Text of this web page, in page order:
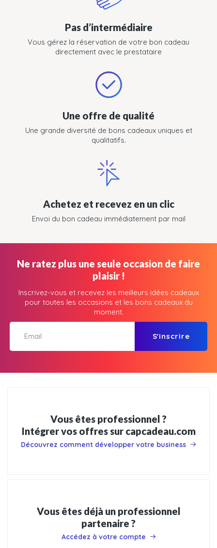
Pas d’intermédiaire
Vous gérez la réservation de votre bon cadeau
directement avec le prestataire
Une offre de qualité
Une grande diversité de bons cadeaux uniques et
qualitatifs.
Achetez et recevez en un clic
Envoi du bon cadeau immédiatement par mail
Ne ratez plus une seule occasion de faire
plaisir !
Inscrivez-vous et recevez les meilleurs idées cadeaux
pour toutes les occasions et les bons cadeaux du
moment.
S'inscrire
Vous êtes professionnel ?
Intégrer vos offres sur capcadeau.com
Découvrez comment développer votre business
Vous êtes déjà un professionnel
partenaire ?
Accédez à votre compte